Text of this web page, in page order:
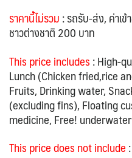
ราคานี้ไม่รวม: รถรับ-ส่ง, ค่าเ
ชาวต่างชาติ 200 บาท
This price includes: High-
Lunch (Chicken fried,rice
Fruits, Drinking water,
(excluding fins), Floating
medicine,Free!
This price does not include